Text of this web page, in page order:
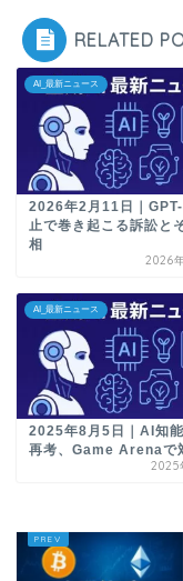
RELATED
AI_最新ニュース
2026年2月11日｜
止で巻き起こる訴訟と
相
2026
AI_最新ニュース
2025年8月5日｜AI知
再考、Game Arenaで
2025